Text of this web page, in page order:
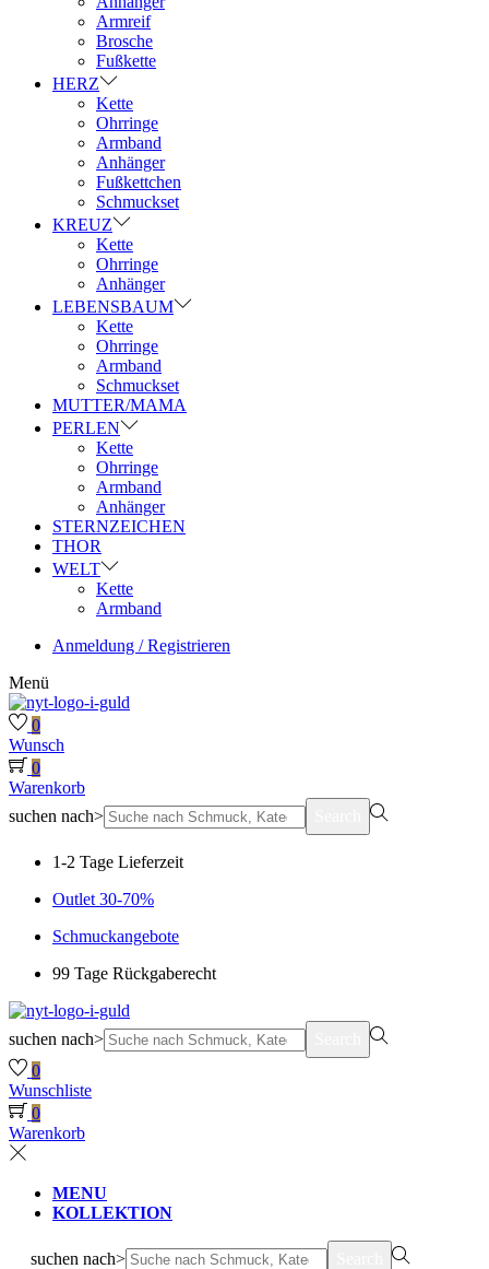
Armreif
Brosche
Fußkette
HERZ
Kette
Ohrringe
Armband
Anhänger
Fußkettchen
Schmuckset
KREUZ
Kette
Ohrringe
Anhänger
LEBENSBAUM
Kette
Ohrringe
Armband
Schmuckset
MUTTER/MAMA
PERLEN
Kette
Ohrringe
Armband
Anhänger
STERNZEICHEN
THOR
WELT
Kette
Armband
Anmeldung / Registrieren
Menü
0
Wunsch
0
Warenkorb
suchen nach>
1-2 Tage Lieferzeit
Outlet 30-70%
Schmuckangebote
99 Tage Rückgaberecht
suchen nach>
0
Wunschliste
0
Warenkorb
MENU
KOLLEKTION
suchen nach>